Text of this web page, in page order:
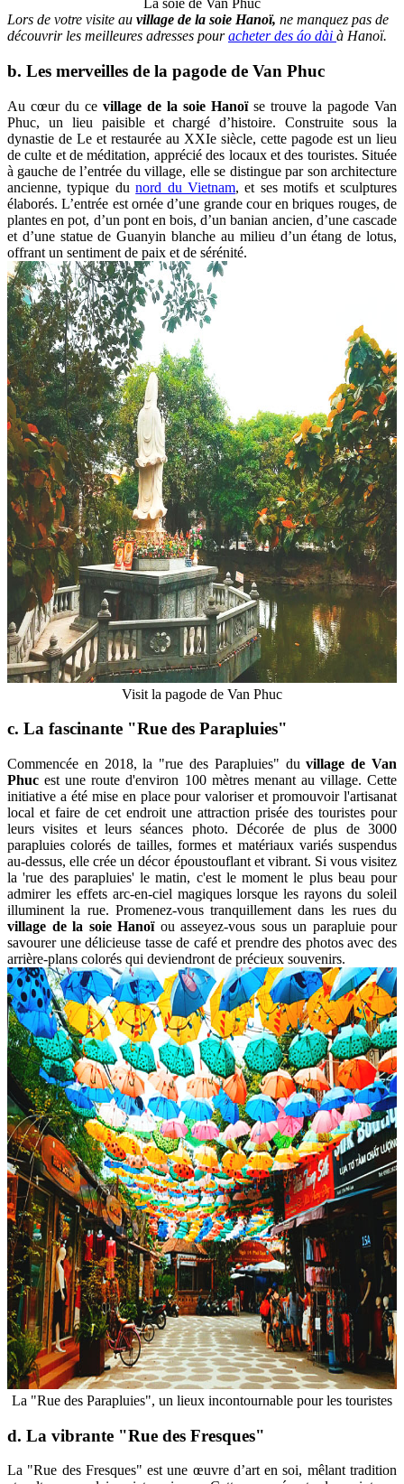
La soie de Van Phuc
Lors de votre visite au village de la soie Hanoï, ne manquez pas de
découvrir les meilleures adresses pouracheter des áo dài à Hanoï.
b. Les merveilles de la pagode de Van Phuc
Au cœur du ce village de la soie Hanoïse trouve la pagode Van
Phuc, un lieu paisible et chargé d’histoire. Construite sous la
dynastie de Le et restaurée au XXIe siècle, cette pagode est un lieu
de culte et de méditation, apprécié des locaux et des touristes. Située
à gauche de l’entrée du village, elle se distingue par son architecture
ancienne, typique dunord du Vietnam, et ses motifs et sculptures
élaborés. L’entrée est ornée d’une grande cour en briques rouges, de
plantes en pot, d’un pont en bois, d’un banian ancien, d’une cascade
et d’une statue de Guanyin blanche au milieu d’un étang de lotus,
offrant un sentiment de paix et de sérénité.
Visit la pagode de Van Phuc
c. La fascinante "Rue des Parapluies"
Commencée en 2018, la "rue des Parapluies" duvillage de Van
Phuc est une route d'environ 100 mètres menant au village. Cette
initiative a été mise en place pour valoriser et promouvoir l'artisanat
local et faire de cet endroit une attraction prisée des touristes pour
leurs visites et leurs séances photo. Décorée de plus de 3000
parapluies colorés de tailles, formes et matériaux variés suspendus
au-dessus, elle crée un décor époustouflant et vibrant. Si vous visitez
la 'rue des parapluies' le matin, c'est le moment le plus beau pour
admirer les effets arc-en-ciel magiques lorsque les rayons du soleil
illuminent la rue. Promenez-vous tranquillement dans les rues du
village de la soie Hanoïou asseyez-vous sous un parapluie pour
savourer une délicieuse tasse de café et prendre des photos avec des
arrière-plans colorés qui deviendront de précieux souvenirs.
La "Rue des Parapluies", un lieux incontournable pour les touristes
d. La vibrante "Rue des Fresques"
La "Rue des Fresques" est une œuvre d’art en soi, mêlant tradition